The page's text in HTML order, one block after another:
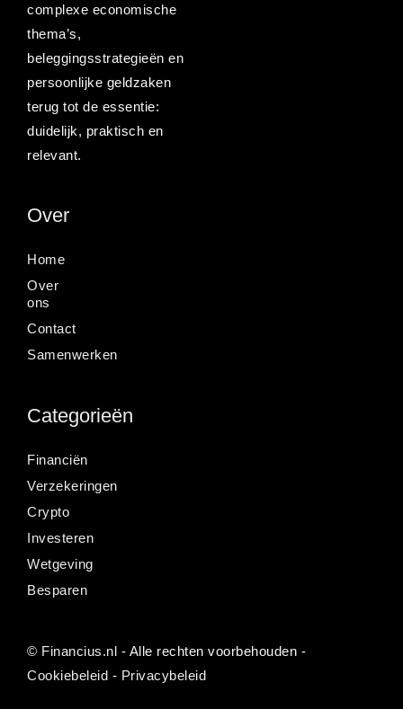
complexe economische
thema’s,
beleggingsstrategieën en
persoonlijke geldzaken
terug tot de essentie:
duidelijk, praktisch en
relevant.
Over
Home
Over
ons
Contact
Samenwerken
Categorieën
Financiën
Verzekeringen
Crypto
Investeren
Wetgeving
Besparen
© Financius.nl - Alle rechten voorbehouden -
Cookiebeleid - Privacybeleid